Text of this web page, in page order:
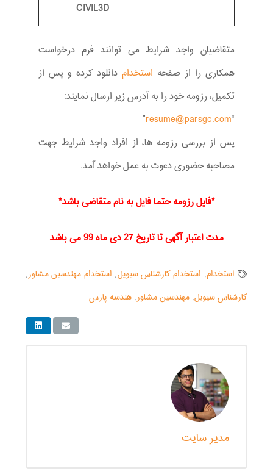
CIVIL3D
متقاضیان واجد شرایط می توانند فرم درخواست
همکاری را از صفحه استخدام دانلود کرده و پس از
تکمیل، رزومه خود را به آدرس زیر ارسال نمایند:
“
resume@parsgc.com
”
پس از بررسی رزومه ها، از افراد واجد شرایط جهت
مصاحبه حضوری دعوت به عمل خواهد آمد.
*فایل رزومه حتما فایل به نام متقاضی باشد*
مدت اعتبار آگهی تا تاریخ 27 دی ماه 99 می باشد
استخدام, استخدام کارشناس سیویل, استخدام مهندسین مشاور,
کارشناس سیویل, مهندسین مشاور, هندسه پارس
مدیر سایت